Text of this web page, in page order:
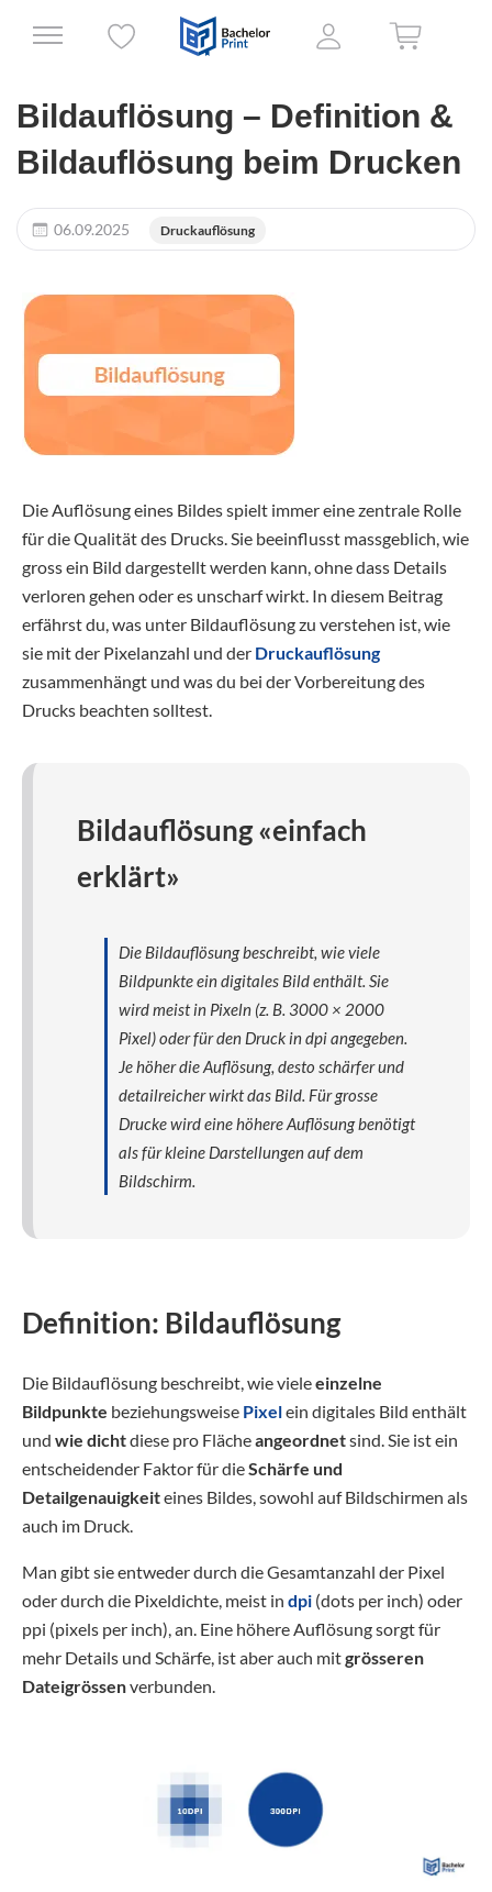
Bildauflösung – Definition &
Bildauflösung beim Drucken
06.09.2025 Druckauflösung
Die Auflösung eines Bildes spielt immer eine zentrale Rolle
für die Qualität des Drucks. Sie beeinflusst massgeblich, wie
gross ein Bild dargestellt werden kann, ohne dass Details
verloren gehen oder es unscharf wirkt. In diesem Beitrag
erfährst du, was unter Bildauflösung zu verstehen ist, wie
sie mit der Pixelanzahl und der Druckauflösung
zusammenhängt und was du bei der Vorbereitung des
Drucks beachten solltest.
Bildauflösung «einfach
erklärt»
Die Bildauflösung beschreibt, wie viele
Bildpunkte ein digitales Bild enthält. Sie
wird meist in Pixeln (z. B. 3000 × 2000
Pixel) oder für den Druck in dpi angegeben.
Je höher die Auflösung, desto schärfer und
detailreicher wirkt das Bild. Für grosse
Drucke wird eine höhere Auflösung benötigt
als für kleine Darstellungen auf dem
Bildschirm.
Definition: Bildauflösung
Die Bildauflösung beschreibt, wie vieleeinzelne
Bildpunkte beziehungsweise Pixelein digitales Bild enthält
und wie dichtdiese pro Flächeangeordnetsind. Sie ist ein
entscheidender Faktor für dieSchärfe und
Detailgenauigkeiteines Bildes, sowohl auf Bildschirmen als
auch im Druck.
Man gibt sie entweder durch die Gesamtanzahl der Pixel
oder durch die Pixeldichte, meist in dpi (dots per inch) oder
ppi (pixels per inch), an. Eine höhere Auflösung sorgt für
mehr Details und Schärfe, ist aber auch mitgrösseren
Dateigrössenverbunden.